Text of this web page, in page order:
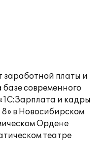
заработной платы и
современного
и кадры
в Новосибирском
Ордене
театре